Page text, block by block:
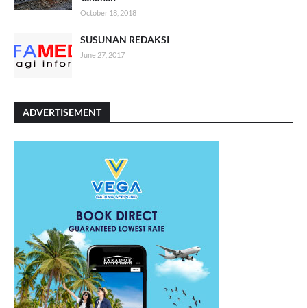
October 18, 2018
SUSUNAN REDAKSI
June 27, 2017
ADVERTISEMENT